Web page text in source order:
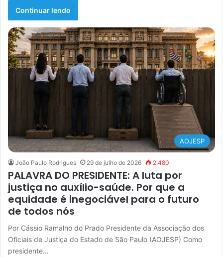
Continuar lendo
AOJESP
João Paulo Rodrigues 29 de julho de 2026 2.480
PALAVRA DO PRESIDENTE: A luta por
justiça no auxílio-saúde. Por que a
equidade é inegociável para o futuro
de todos nós
Por Cássio Ramalho do Prado Presidente da Associação dos
Oficiais de Justiça do Estado de São Paulo (AOJESP) Como
presidente…